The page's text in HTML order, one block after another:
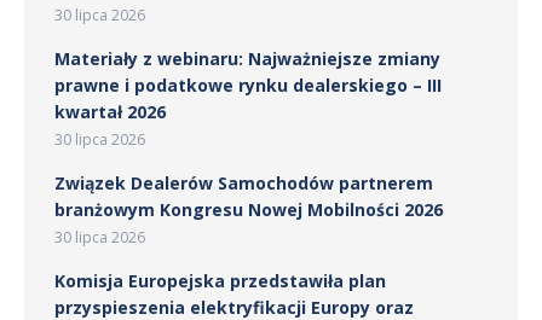
30 lipca 2026
Materiały z webinaru: Najważniejsze zmiany
prawne i podatkowe rynku dealerskiego – III
kwartał 2026
30 lipca 2026
Związek Dealerów Samochodów partnerem
branżowym Kongresu Nowej Mobilności 2026
30 lipca 2026
Komisja Europejska przedstawiła plan
przyspieszenia elektryfikacji Europy oraz